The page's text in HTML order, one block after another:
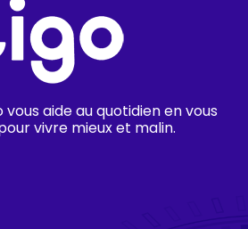
vous aide au quotidien en vous
vivre mieux et malin.